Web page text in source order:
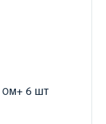
0м+ 6 шт